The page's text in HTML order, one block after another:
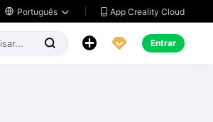
 Português   App Creality Cloud
   Entrar